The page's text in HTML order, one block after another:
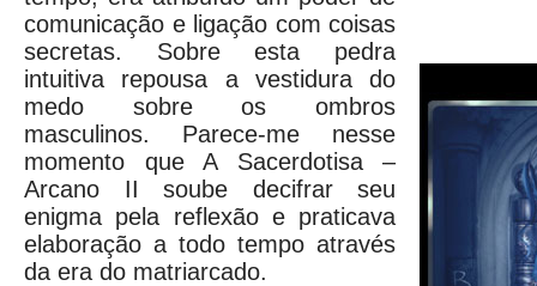
comunicação e ligação com coisas
secretas. Sobre esta pedra
intuitiva repousa a vestidura do
medo sobre os ombros
masculinos. Parece-me nesse
momento que A Sacerdotisa –
Arcano II soube decifrar seu
enigma pela reflexão e praticava
elaboração a todo tempo através
da era do matriarcado.